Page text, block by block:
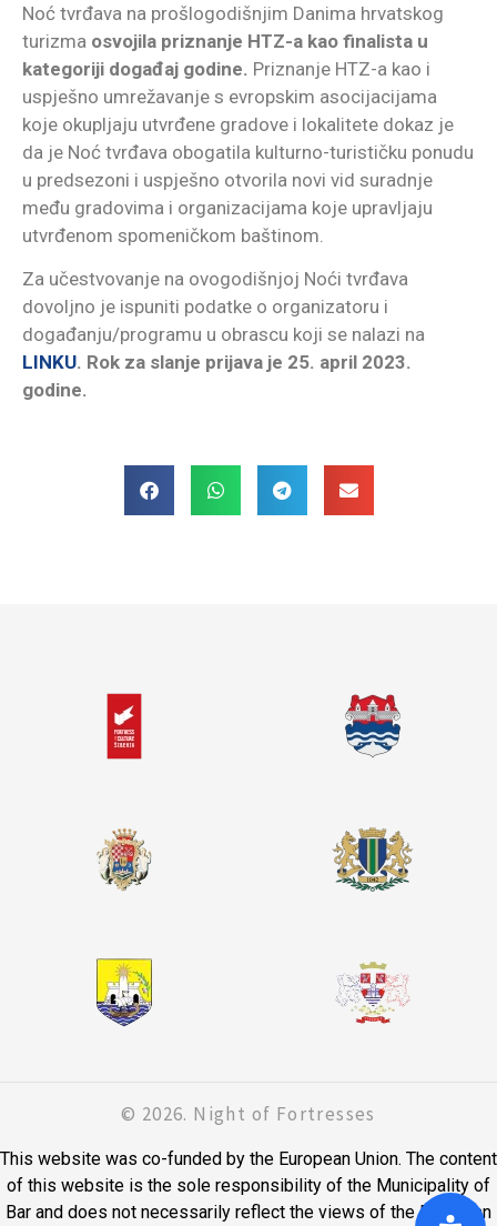
Noć tvrđava na prošlogodišnjim Danima hrvatskog
turizma osvojila priznanje HTZ-a kao finalista u
kategoriji događaj godine. Priznanje HTZ-a kao i
uspješno umrežavanje s evropskim asocijacijama
koje okupljaju utvrđene gradove i lokalitete dokaz je
da je Noć tvrđava obogatila kulturno-turističku ponudu
u predsezoni i uspješno otvorila novi vid suradnje
među gradovima i organizacijama koje upravljaju
utvrđenom spomeničkom baštinom.
Za učestvovanje na ovogodišnjoj Noći tvrđava
dovoljno je ispuniti podatke o organizatoru i
događanju/programu u obrascu koji se nalazi na
LINKU. Rok za slanje prijava je 25. april 2023.
godine.
© 2026. Night of Fortresses
This website was co-funded by the European Union. The content
of this website is the sole responsibility of the Municipality of
Bar and does not necessarily reflect the views of the European